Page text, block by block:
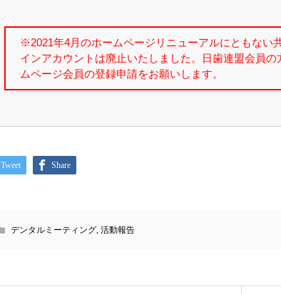
Tweet Share
デンタルミーティング, 活動報告